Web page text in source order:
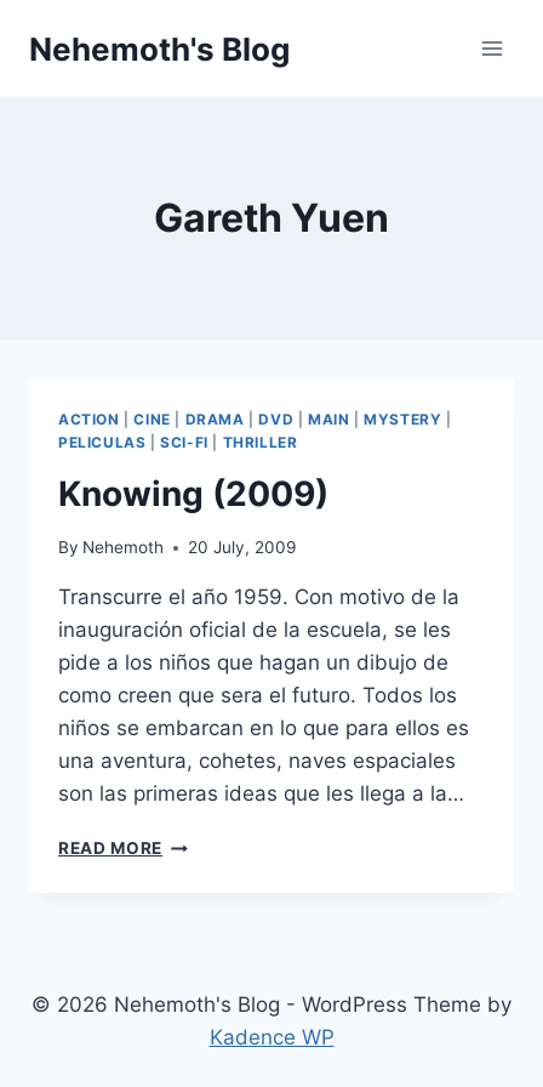
Nehemoth's Blog
Gareth Yuen
ACTION |CINE DRAMA |DVD MAIN |MYSTERY
PELICULAS |SCI-FI THRILLER
Knowing (2009)
By Nehemoth 20 July, 2009
Transcurre el año 1959. Con motivo de la
inauguración oficial de la escuela, se les
pide a los niños que hagan un dibujo de
como creen que sera el futuro. Todos los
niños se embarcan en lo que para ellos es
una aventura, cohetes, naves espaciales
son las primeras ideas que les llega a la…
READ MORE KNOWING
© 2026 Nehemoth's Blog - WordPress Theme by
Kadence WP